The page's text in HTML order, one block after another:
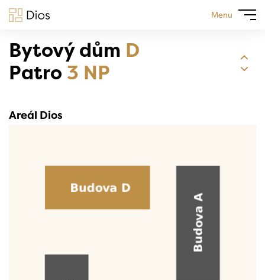
Menu
Bytový dům D
Patro 3 NP
Areál Dios